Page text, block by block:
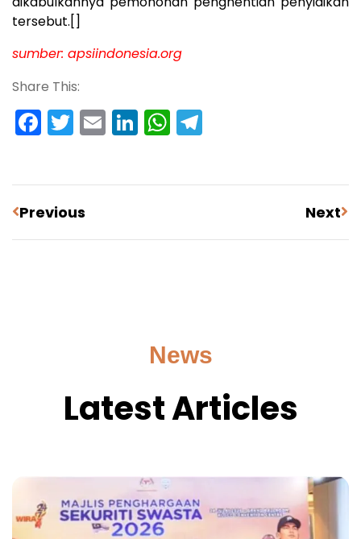
tersebut.[]
sumber: apsiindonesia.org
Share This:
Facebook
Twitter
EmailLinkedIn
WhatsApp
Previous Next
News
Latest Articles